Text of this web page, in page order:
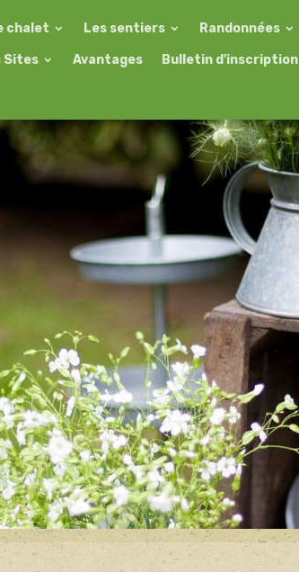
chalet Les sentiers Randonnées
Sites Avantages Bulletin d'inscription